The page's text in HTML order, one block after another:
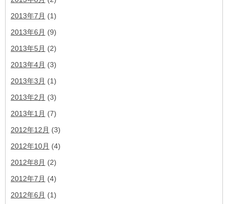
2013年7月 (1)
2013年6月 (9)
2013年5月 (2)
2013年4月 (3)
2013年3月 (1)
2013年2月 (3)
2013年1月 (7)
2012年12月 (3)
2012年10月 (4)
2012年8月 (2)
2012年7月 (4)
2012年6月 (1)